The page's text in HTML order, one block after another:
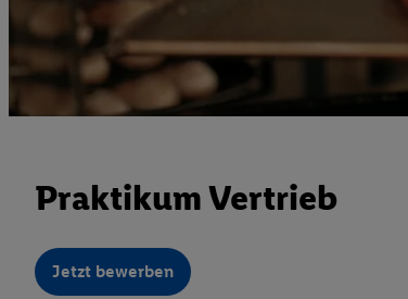
Praktikum Vertrieb
Jetzt bewerben